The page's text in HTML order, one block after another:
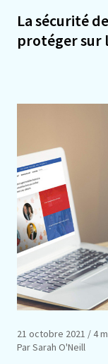
La sécurité
protéger sur
21 octobre 2021 / 4
Par Sarah O'Neill